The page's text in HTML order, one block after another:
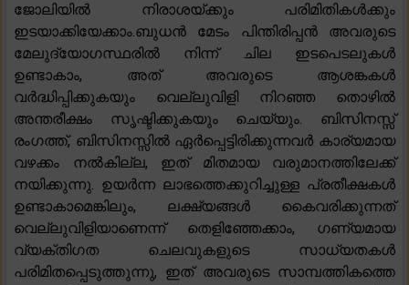
ജോലിയിൽ നിരാശയ്ക്കും പരിമിതികൾക്കും
ഇടയാക്കിയേക്കാം.ബുധൻ മേടം പിന്തിരിപ്പൻ അവരുടെ
മേലുദ്യോഗസ്ഥരിൽ നിന്ന് ചില ഇടപെടലുകൾ
ഉണ്ടാകാം, അത് അവരുടെ ആശങ്കകൾ
വർദ്ധിപ്പിക്കുകയും വെല്ലുവിളി നിറഞ്ഞ തൊഴിൽ
അന്തരീക്ഷം സൃഷ്ടിക്കുകയും ചെയ്യും. ബിസിനസ്സ്
രംഗത്ത്, ബിസിനസ്സിൽ ഏർപ്പെട്ടിരിക്കുന്നവർ കാര്യമായ
വഴക്കം നൽകില്ല, ഇത് മിതമായ വരുമാനത്തിലേക്ക്
നയിക്കുന്നു. ഉയർന്ന ലാഭത്തെക്കുറിച്ചുള്ള പ്രതീക്ഷകൾ
ഉണ്ടാകാമെങ്കിലും, ലക്ഷ്യങ്ങൾ കൈവരിക്കുന്നത്
വെല്ലുവിളിയാണെന്ന് തെളിഞ്ഞേക്കാം, ഗണ്യമായ
വ്യക്തിഗത ചെലവുകളുടെ സാധ്യതകൾ
പരിമിതപ്പെടുത്തുന്നു, ഇത് അവരുടെ സാമ്പത്തികത്തെ